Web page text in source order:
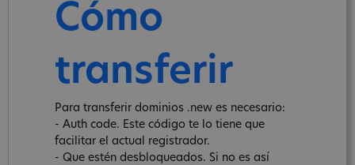
Cómo
transferir
Para transferir dominios .new es necesario:
- Auth code. Este código te lo tiene que
facilitar el actual registrador.
- Que estén desbloqueados. Si no es así